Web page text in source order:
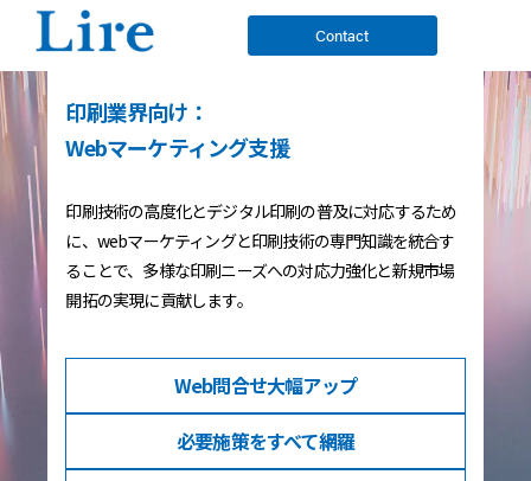
Contact
印刷業界向け：
Webマーケティング支援
印刷技術の高度化とデジタル印刷の普及に対応するため
に、webマーケティングと印刷技術の専門知識を統合す
ることで、多様な印刷ニーズへの対応力強化と新規市場
開拓の実現に貢献します。
Web問合せ大幅アップ
必要施策をすべて網羅